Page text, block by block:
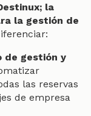
la
la gestión de
de gestión y
las reservas
de empresa